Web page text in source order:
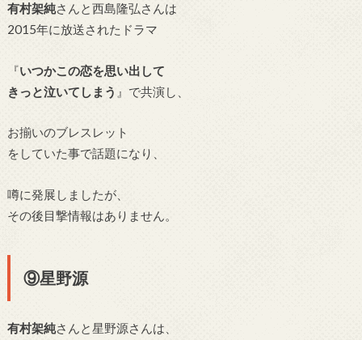
有村架純さんと西島隆弘さんは
2015年に放送されたドラマ
『いつかこの恋を思い出して
きっと泣いてしまう 』で共演し、
お揃いのブレスレット
をしていた事で話題になり、
噂に発展しましたが、
その後目撃情報はありません。
⑨星野源
有村架純さんと星野源さんは、